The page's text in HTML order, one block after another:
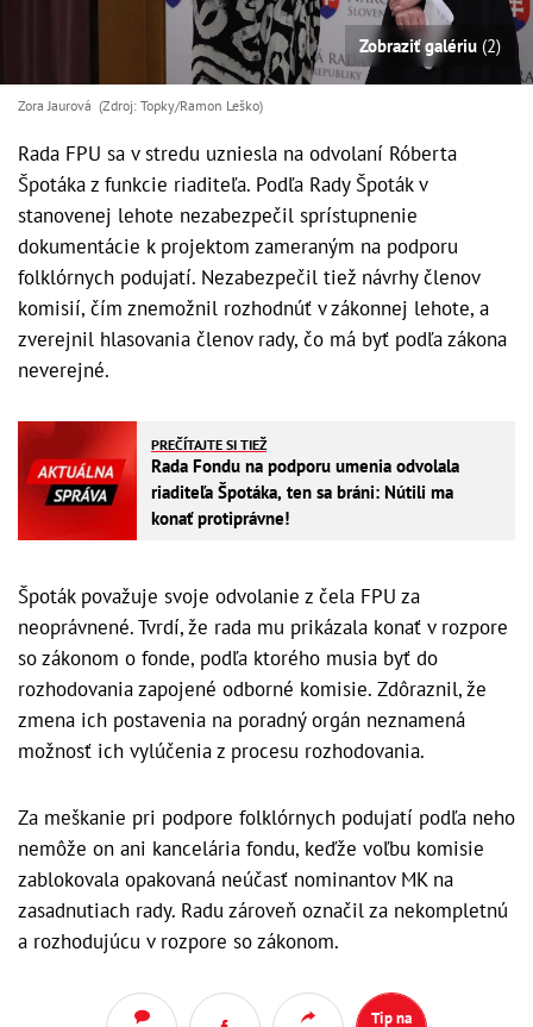
Zobraziť galériu (2)
Zora Jaurová (Zdroj: Topky/Ramon Leško)
Rada FPU sa v stredu uzniesla na odvolaní Róberta
Špotáka z funkcie riaditeľa. Podľa Rady Špoták v
stanovenej lehote nezabezpečil sprístupnenie
dokumentácie k projektom zameraným na podporu
folklórnych podujatí. Nezabezpečil tiež návrhy členov
komisií, čím znemožnil rozhodnúť v zákonnej lehote, a
zverejnil hlasovania členov rady, čo má byť podľa zákona
neverejné.
PREČÍTAJTE SI TIEŽ
Rada Fondu na podporu umenia odvolala
riaditeľa Špotáka, ten sa bráni: Nútili ma
konať protiprávne!
Špoták považuje svoje odvolanie z čela FPU za
neoprávnené. Tvrdí, že rada mu prikázala konať v rozpore
so zákonom o fonde, podľa ktorého musia byť do
rozhodovania zapojené odborné komisie. Zdôraznil, že
zmena ich postavenia na poradný orgán neznamená
možnosť ich vylúčenia z procesu rozhodovania.
Za meškanie pri podpore folklórnych podujatí podľa neho
nemôže on ani kancelária fondu, keďže voľbu komisie
zablokovala opakovaná neúčasť nominantov MK na
zasadnutiach rady. Radu zároveň označil za nekompletnú
a rozhodujúcu v rozpore so zákonom.
Tip na